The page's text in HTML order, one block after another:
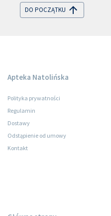
DO POCZĄTKU
Apteka Natolińska
Polityka prywatności
Regulamin
Dostawy
Odstąpienie od umowy
Kontakt